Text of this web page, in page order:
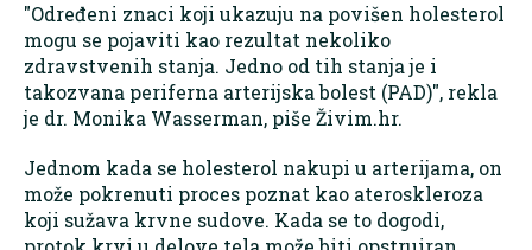
"Određeni znaci koji ukazuju na povišen holesterol
mogu se pojaviti kao rezultat nekoliko
zdravstvenih stanja. Jedno od tih stanja je i
takozvana periferna arterijska bolest (PAD)", rekla
je dr. Monika Wasserman, piše Živim.hr.
Jednom kada se holesterol nakupi u arterijama, on
može pokrenuti proces poznat kao ateroskleroza
koji sužava krvne sudove. Kada se to dogodi,